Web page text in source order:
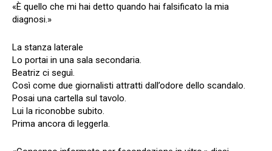
«È quello che mi hai detto quando hai falsificato la mia
diagnosi.»
La stanza laterale
Lo portai in una sala secondaria.
Beatriz ci seguì.
Così come due giornalisti attratti dall’odore dello scandalo.
Posai una cartella sul tavolo.
Lui la riconobbe subito.
Prima ancora di leggerla.